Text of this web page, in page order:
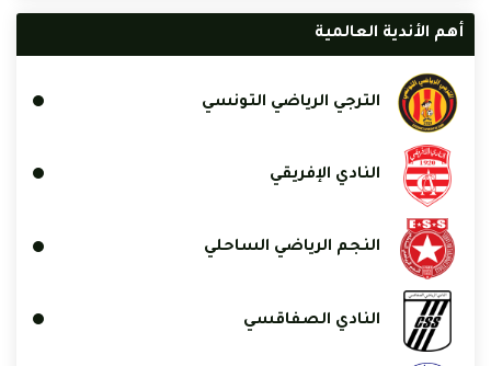
أهم الأندية العالمية
الترجي الرياضي التونسي
النادي الإفريقي
النجم الرياضي الساحلي
النادي الصفاقسي